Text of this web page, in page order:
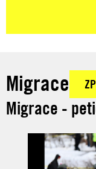
Migrace
Migrace -